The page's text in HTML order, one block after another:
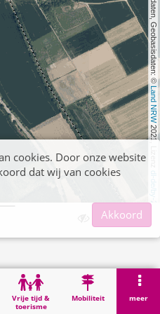
, Kartendaten, Geobasisdaten: ©
Land NRW
2021, Lizenz
dl-de/by-2-0
Vrije tijd &
toerisme
Mobiliteit meer
cookies. Door onze website
dat wij van cookies
Akkoord